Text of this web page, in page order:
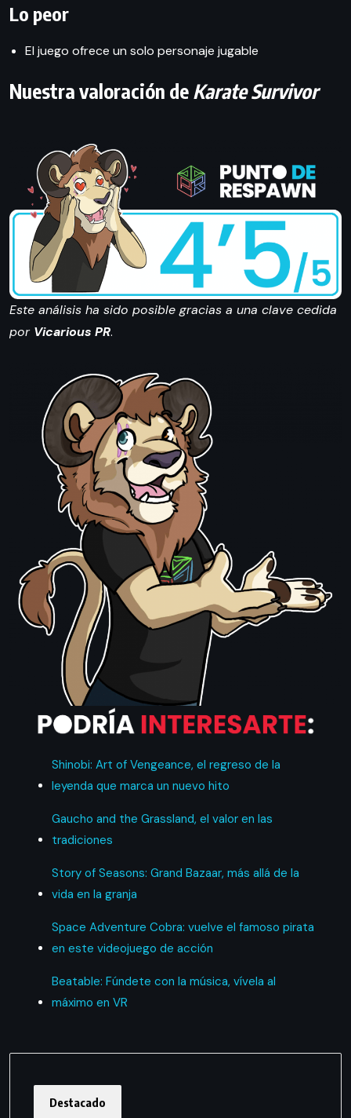
Lo peor
El juego ofrece un solo personaje jugable
Nuestra valoración deKarate Survivor
Este análisis ha sido posible gracias a una clave cedida
por Vicarious PR.
Shinobi: Art of Vengeance, el regreso de la
leyenda que marca un nuevo hito
Gaucho and the Grassland, el valor en las
tradiciones
Story of Seasons: Grand Bazaar, más allá de la
vida en la granja
Space Adventure Cobra: vuelve el famoso pirata
en este videojuego de acción
Beatable: Fúndete con la música, vívela al
máximo en VR
Destacado